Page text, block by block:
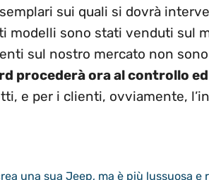
sui quali si dovrà
modelli sono stati venduti sul
sul nostro mercato non
procederà ora al controllo
e per i clienti, ovviamente,
una sua Jeep, ma è più lussuosa